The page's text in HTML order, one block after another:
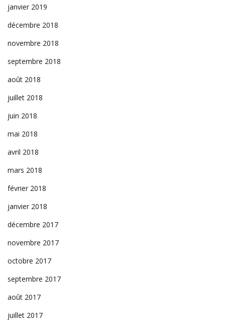
janvier 2019
décembre 2018
novembre 2018
septembre 2018
août 2018
juillet 2018
juin 2018
mai 2018
avril 2018
mars 2018
février 2018
janvier 2018
décembre 2017
novembre 2017
octobre 2017
septembre 2017
août 2017
juillet 2017